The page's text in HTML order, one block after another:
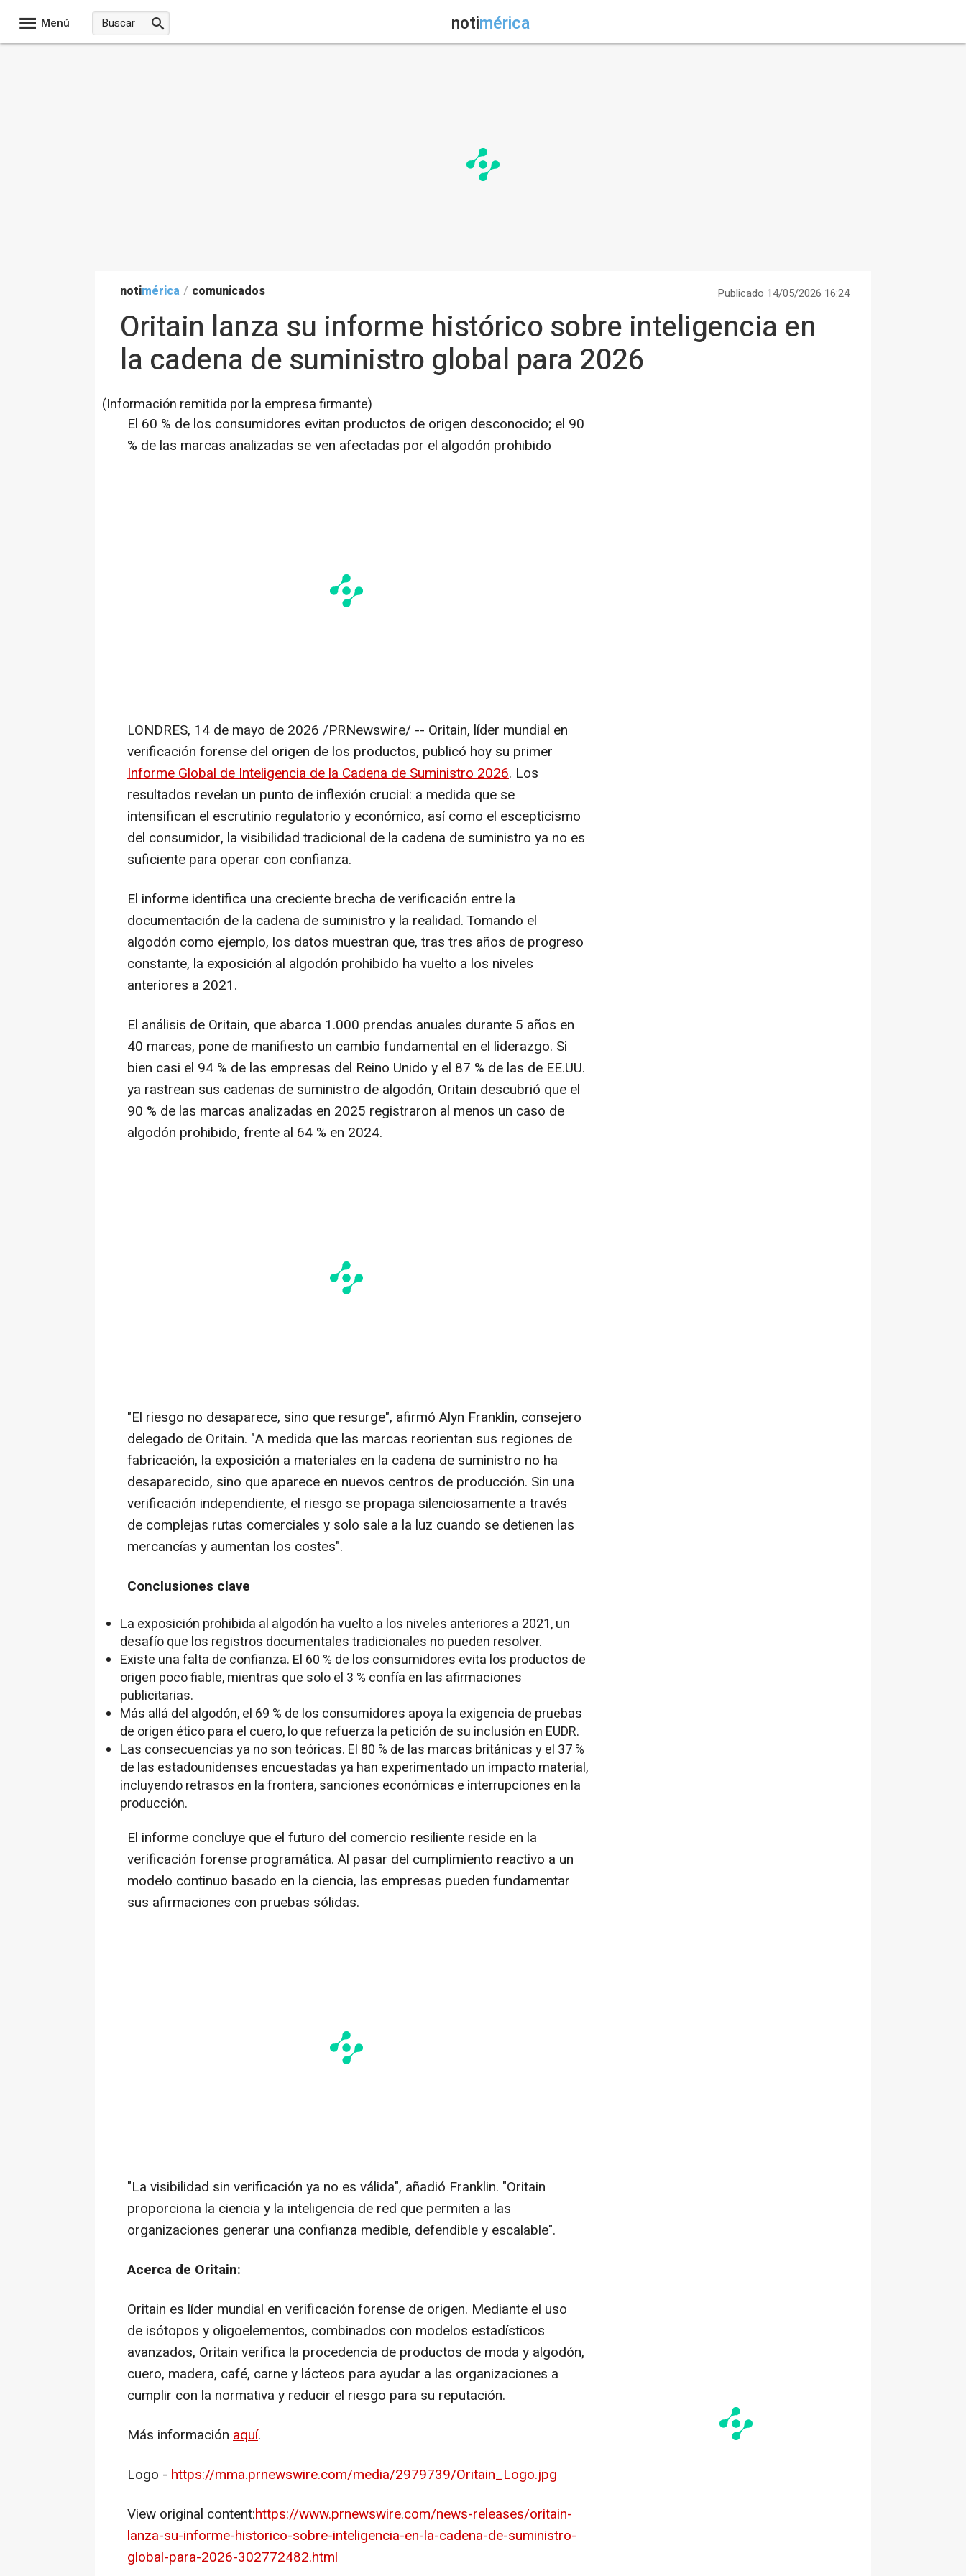
Menú notimérica
notimérica / comunicados Publicado 14/05/2026 16:24
Oritain lanza su informe histórico sobre inteligencia en
la cadena de suministro global para 2026
(Información remitida por la empresa firmante)
El 60 % de los consumidores evitan productos de origen desconocido; el 90
% de las marcas analizadas se ven afectadas por el algodón prohibido
LONDRES, 14 de mayo de 2026 /PRNewswire/ -- Oritain, líder mundial en
verificación forense del origen de los productos, publicó hoy su primer
Informe Global de Inteligencia de la Cadena de Suministro 2026. Los
resultados revelan un punto de inflexión crucial: a medida que se
intensifican el escrutinio regulatorio y económico, así como el escepticismo
del consumidor, la visibilidad tradicional de la cadena de suministro ya no es
suficiente para operar con confianza.
El informe identifica una creciente brecha de verificación entre la
documentación de la cadena de suministro y la realidad. Tomando el
algodón como ejemplo, los datos muestran que, tras tres años de progreso
constante, la exposición al algodón prohibido ha vuelto a los niveles
anteriores a 2021.
El análisis de Oritain, que abarca 1.000 prendas anuales durante 5 años en
40 marcas, pone de manifiesto un cambio fundamental en el liderazgo. Si
bien casi el 94 % de las empresas del Reino Unido y el 87 % de las de EE.UU.
ya rastrean sus cadenas de suministro de algodón, Oritain descubrió que el
90 % de las marcas analizadas en 2025 registraron al menos un caso de
algodón prohibido, frente al 64 % en 2024.
"El riesgo no desaparece, sino que resurge", afirmó Alyn Franklin, consejero
delegado de Oritain. "A medida que las marcas reorientan sus regiones de
fabricación, la exposición a materiales en la cadena de suministro no ha
desaparecido, sino que aparece en nuevos centros de producción. Sin una
verificación independiente, el riesgo se propaga silenciosamente a través
de complejas rutas comerciales y solo sale a la luz cuando se detienen las
mercancías y aumentan los costes".
Conclusiones clave
La exposición prohibida al algodón ha vuelto a los niveles anteriores a 2021, un
desafío que los registros documentales tradicionales no pueden resolver.
Existe una falta de confianza. El 60 % de los consumidores evita los productos de
origen poco fiable, mientras que solo el 3 % confía en las afirmaciones
publicitarias.
Más allá del algodón, el 69 % de los consumidores apoya la exigencia de pruebas
de origen ético para el cuero, lo que refuerza la petición de su inclusión en EUDR.
Las consecuencias ya no son teóricas. El 80 % de las marcas británicas y el 37 %
de las estadounidenses encuestadas ya han experimentado un impacto material,
incluyendo retrasos en la frontera, sanciones económicas e interrupciones en la
producción.
El informe concluye que el futuro del comercio resiliente reside en la
verificación forense programática. Al pasar del cumplimiento reactivo a un
modelo continuo basado en la ciencia, las empresas pueden fundamentar
sus afirmaciones con pruebas sólidas.
"La visibilidad sin verificación ya no es válida", añadió Franklin. "Oritain
proporciona la ciencia y la inteligencia de red que permiten a las
organizaciones generar una confianza medible, defendible y escalable".
Acerca de Oritain:
Oritain es líder mundial en verificación forense de origen. Mediante el uso
de isótopos y oligoelementos, combinados con modelos estadísticos
avanzados, Oritain verifica la procedencia de productos de moda y algodón,
cuero, madera, café, carne y lácteos para ayudar a las organizaciones a
cumplir con la normativa y reducir el riesgo para su reputación.
Más información aquí.
Logo - https://mma.prnewswire.com/media/2979739/Oritain_Logo.jpg
View original content:https://www.prnewswire.com/news-releases/oritain-
lanza-su-informe-historico-sobre-inteligencia-en-la-cadena-de-suministro-
global-para-2026-302772482.html